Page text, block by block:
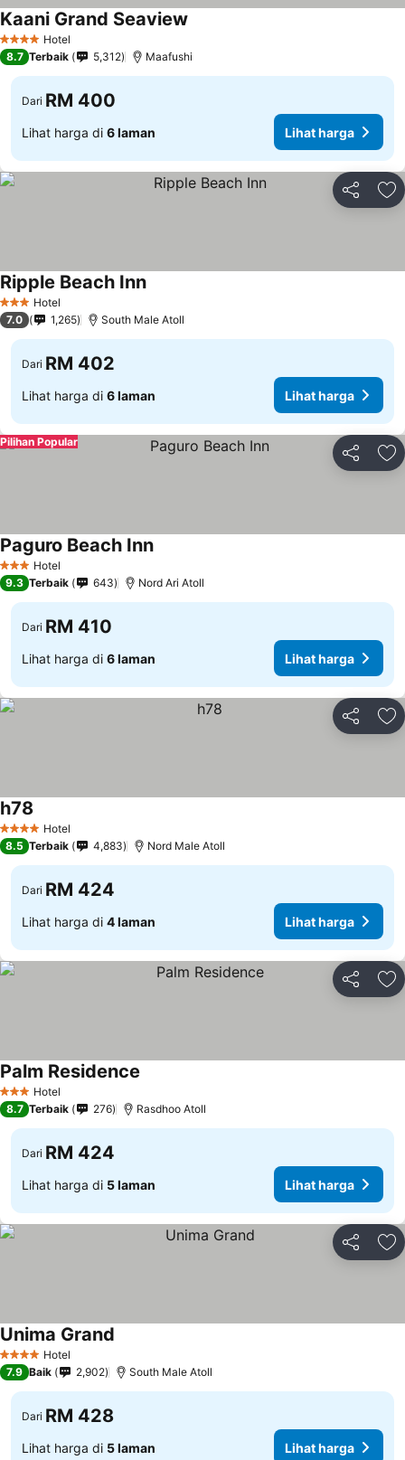
4 BintangHotel
Kaani Grand Seaview
8.7 Terbaik 5,312 Maafushi
Dari RM 400
Lihat harga di 6 laman Lihat harga
Kongsi
3 BintangHotel
Ripple Beach InnLihat harga
7.0 1,265 South Male Atoll
Dari RM 402
Lihat harga di 6 laman Lihat harga
Kongsi
Pilihan Popular
3 BintangHotel
Paguro Beach InnLihat harga
9.3 Terbaik 643 Nord Ari Atoll
Dari RM 410
Lihat harga di 6 laman Lihat harga
Kongsi
4 BintangHotel
h78
8.5 Terbaik 4,883 Nord Male Atoll
Dari RM 424
Lihat harga di 4 laman Lihat harga
Kongsi
3 BintangHotel
Palm Residence
8.7 Terbaik 276 Rasdhoo Atoll
Dari RM 424
Lihat harga di 5 laman Lihat harga
Kongsi
4 BintangHotel
Unima Grand
7.9 Baik 2,902 South Male Atoll
Dari RM 428
Lihat harga di 5 laman Lihat harga